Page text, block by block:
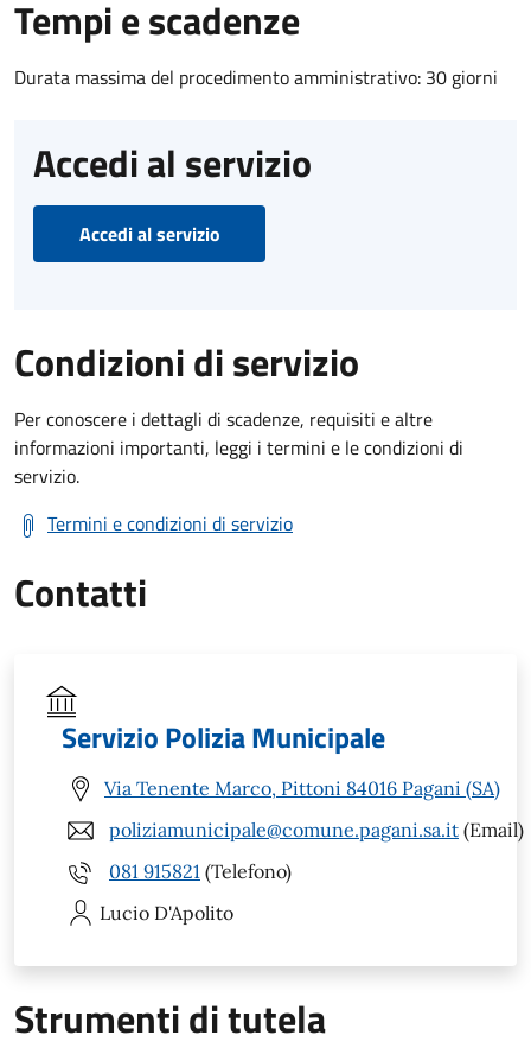
Tempi e scadenze
Durata massima del procedimento amministrativo: 30 giorni
Accedi al servizio
Accedi al servizio
Condizioni di servizio
Per conoscere i dettagli di scadenze, requisiti e altre
informazioni importanti, leggi i termini e le condizioni di
servizio.
Termini e condizioni di servizio
Contatti
Servizio Polizia Municipale
Via Tenente Marco, Pittoni 84016 Pagani (SA)
poliziamunicipale@comune.pagani.sa.it (Email)
081 915821 (Telefono)
Lucio D'Apolito
Strumenti di tutela